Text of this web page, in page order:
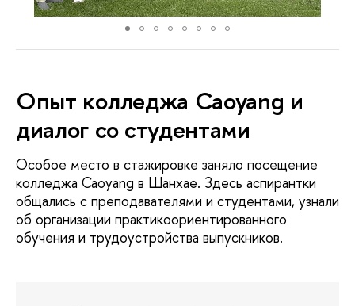
Опыт колледжа Caoyang и
диалог со студентами
Особое место в стажировке заняло посещение
колледжа Caoyang в Шанхае. Здесь аспирантки
общались с преподавателями и студентами, узнали
об организации практикоориентированного
обучения и трудоустройства выпускников.